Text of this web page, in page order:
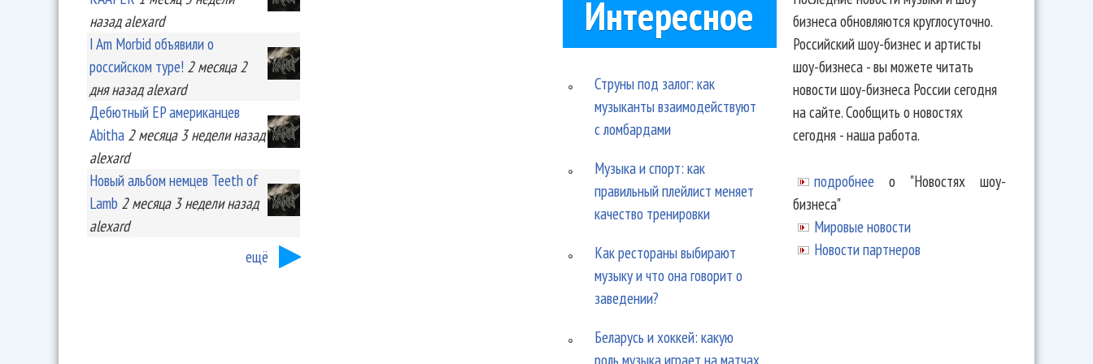
назад alexard
I Am Morbid объявили о
российском туре! 2 месяца 2
дняназад alexard
Дебютный EP американцев
Abitha 2 месяца 3 неделиназад
alexard
Новый альбом немцев Teeth of
Lamb 2 месяца 3 неделиназад
alexard
ещё
Интересное
Струны под залог: как
музыканты взаимодействуют
с ломбардами
Музыка и спорт: как
правильный плейлист меняет
качество тренировки
Как рестораны выбирают
музыку и что она говорит о
заведении?
Беларусь и хоккей: какую
роль музыка играет на матчах
бизнеса обновляются круглосуточно.
Российский шоу-бизнес и артисты
шоу-бизнеса - вы можете читать
новости шоу-бизнеса России сегодня
на сайте. Сообщить о новостях
сегодня - наша работа.
подробнее о "Новостях шоу-
бизнеса"
Мировые новости
Новости партнеров